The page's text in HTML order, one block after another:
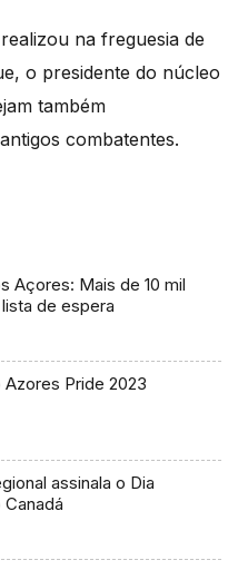
na freguesia de
o presidente do núcleo
também
combatentes.
Açores: Mais de 10 mil
de espera
Pride 2023
assinala o Dia